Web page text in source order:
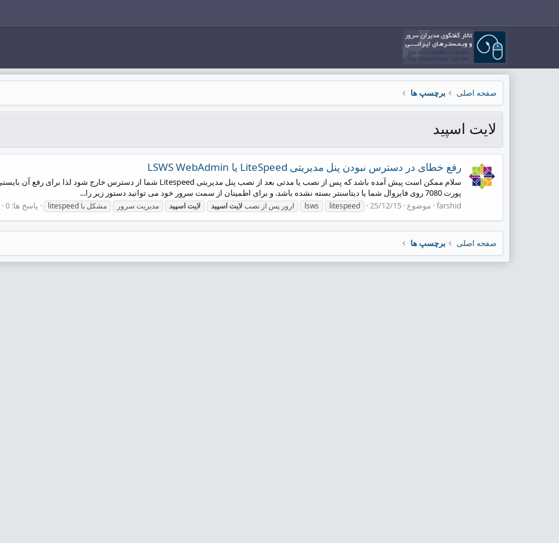
صفحه اصلی برچسپ ها
لایت اسپید
رفع خطای در دسترس نبودن پنل مدیریتی LiteSpeed یا LSWS WebAdmin
پورت 7080 روی فایروال شما یا دیتاسنتر بسته نشده باشد. و برای اطمینان از سمت سرور خود می توانید دستور زیر را...
farshid موضوع 25/12/15
litespeed
lsws ارور پس از نصب لایتاسپید لایتاسپید مدیریت سرور مشکل با litespeed پاسخ ها: 0
صفحه اصلی برچسپ ها